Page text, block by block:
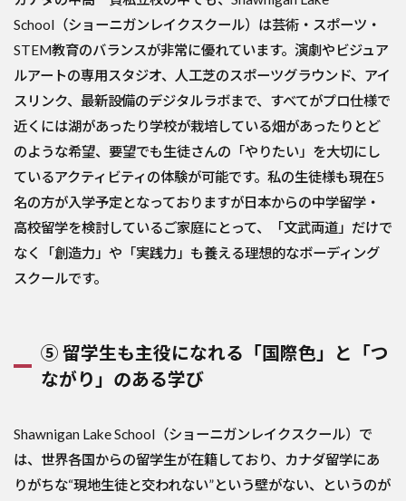
School（ショーニガンレイクスクール）は芸術・スポーツ・
STEM教育のバランスが非常に優れています。演劇やビジュア
ルアートの専用スタジオ、人工芝のスポーツグラウンド、アイ
スリンク、最新設備のデジタルラボまで、すべてがプロ仕様で
近くには湖があったり学校が栽培している畑があったりとど
のような希望、要望でも生徒さんの「やりたい」を大切にし
ているアクティビティの体験が可能です。私の生徒様も現在5
名の方が入学予定となっておりますが日本からの中学留学・
高校留学を検討しているご家庭にとって、「文武両道」だけで
なく「創造力」や「実践力」も養える理想的なボーディング
スクールです。
⑤ 留学生も主役になれる「国際色」と「つ
ながり」のある学び
Shawnigan Lake School（ショーニガンレイクスクール）で
は、世界各国からの留学生が在籍しており、カナダ留学にあ
りがちな“現地生徒と交われない”という壁がない、というのが